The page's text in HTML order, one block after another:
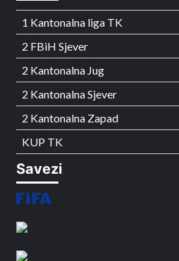
1 Kantonalna liga TK
2 FBiH Sjever
2 Kantonalna Jug
2 Kantonalna Sjever
2 Kantonalna Zapad
KUP TK
Savezi